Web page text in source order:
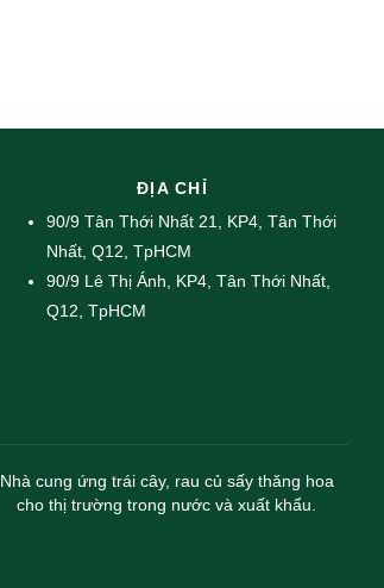
ĐỊA CHỈ
90/9 Tân Thới Nhất 21, KP4, Tân Thới
Nhất, Q12, TpHCM
90/9 Lê Thị Ánh, KP4, Tân Thới Nhất,
Q12, TpHCM
Nhà cung ứng trái cây, rau củ sấy thăng hoa
cho thị trường trong nước và xuất khẩu.